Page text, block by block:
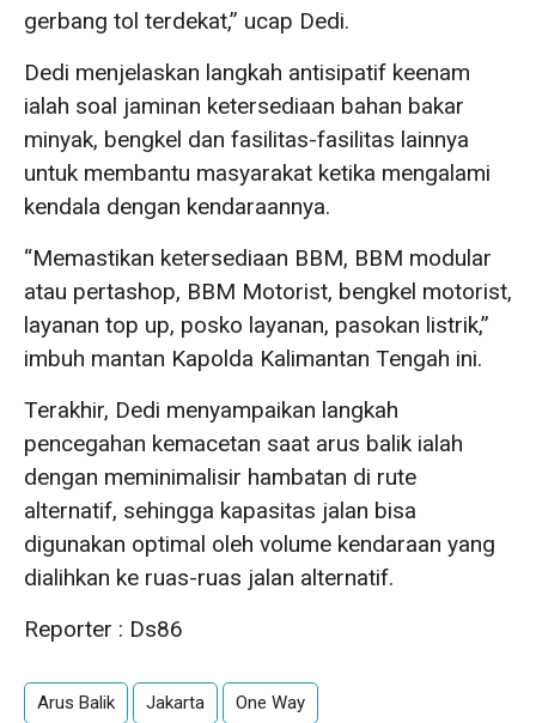
gerbang tol terdekat,” ucap Dedi.
Dedi menjelaskan langkah antisipatif keenam
ialah soal jaminan ketersediaan bahan bakar
minyak, bengkel dan fasilitas-fasilitas lainnya
untuk membantu masyarakat ketika mengalami
kendala dengan kendaraannya.
“Memastikan ketersediaan BBM, BBM modular
atau pertashop, BBM Motorist, bengkel motorist,
layanan top up, posko layanan, pasokan listrik,”
imbuh mantan Kapolda Kalimantan Tengah ini.
Terakhir, Dedi menyampaikan langkah
pencegahan kemacetan saat arus balik ialah
dengan meminimalisir hambatan di rute
alternatif, sehingga kapasitas jalan bisa
digunakan optimal oleh volume kendaraan yang
dialihkan ke ruas-ruas jalan alternatif.
Reporter : Ds86
Arus Balik Jakarta One Way